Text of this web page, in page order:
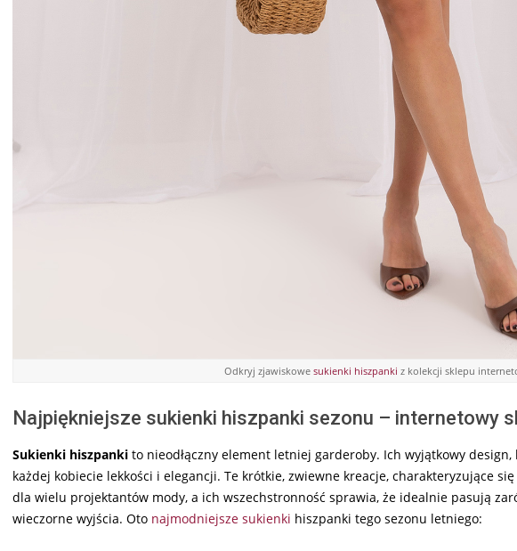
Odkryj zjawiskowe sukienki hiszpanki z kolekcji sklepu
Najpiękniejsze sukienki hiszpanki sezonu – internetowy
Sukienki hiszpanki to nieodłączny element letniej garderoby. Ich wyjątkowy
każdej kobiecie lekkości i elegancji. Te krótkie, zwiewne kreacje, charakteryzujące
dla wielu projektantów mody, a ich wszechstronność sprawia, że idealnie pasują
wieczorne wyjścia. Oto najmodniejsze sukienki hiszpanki tego sezonu letniego: